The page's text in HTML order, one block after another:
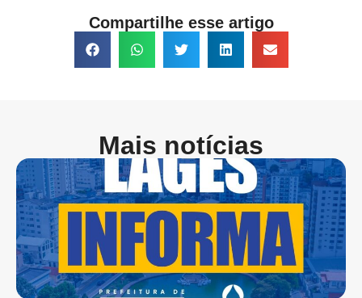
Compartilhe esse artigo
Mais notícias